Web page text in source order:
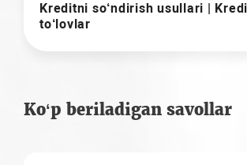
Kreditni so‘ndirish usullari |
to‘lovlar
Ko‘p beriladigan savollar